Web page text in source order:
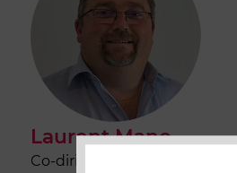
Laurent Mano
Co-dirigeant de